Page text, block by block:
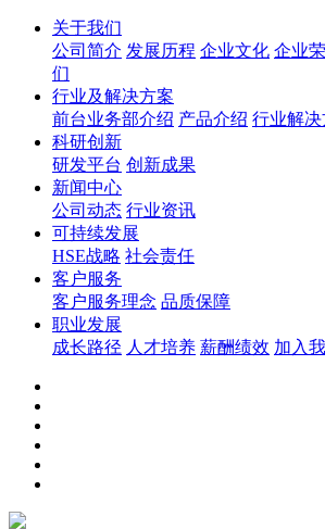
关于我们
公司简介 发展历程 企业文化 企业
们
行业及解决方案
前台业务部介绍 产品介绍 行业解决
科研创新
研发平台 创新成果
新闻中心
公司动态 行业资讯
可持续发展
HSE战略 社会责任
客户服务
客户服务理念 品质保障
职业发展
成长路径 人才培养 薪酬绩效 加入